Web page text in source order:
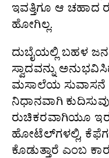
ಇವತ್ತಿಗೂ ಆ ಚಹಾದ
ಹೋಗಿಲ್ಲ.
ದುಬೈಯಲ್ಲಿ ಬಹಳ
ಸ್ವಾದವನ್ನು
ಮಸಾಲೆಯ ಸುವಾಸನೆ
ನಿಧಾನವಾಗಿ
ರುಚಿಕರವಾಗಿಯೂ
ಹೋಟೆಲ್‌ಗಳಲ್ಲಿ,
ಕೊಡುತ್ತಾರೆ ಎಂಬ